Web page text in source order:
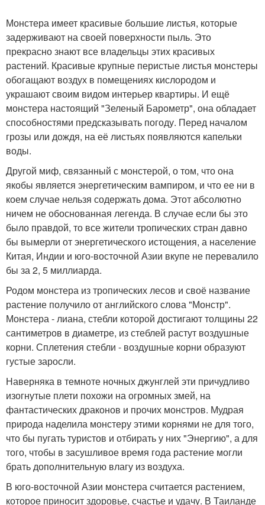
Монстера имеет красивые большие листья, которые
задерживают на своей поверхности пыль. Это
прекрасно знают все владельцы этих красивых
растений. Красивые крупные перистые листья монстеры
обогащают воздух в помещениях кислородом и
украшают своим видом интерьер квартиры. И ещё
монстера настоящий "Зеленый Барометр", она обладает
способностями предсказывать погоду. Перед началом
грозы или дождя, на её листьях появляются капельки
воды.
Другой миф, связанный с монстерой, о том, что она
якобы является энергетическим вампиром, и что ее ни в
коем случае нельзя содержать дома. Этот абсолютно
ничем не обоснованная легенда. В случае если бы это
было правдой, то все жители тропических стран давно
бы вымерли от энергетического истощения, а население
Китая, Индии и юго-восточной Азии вкупе не перевалило
бы за 2, 5 миллиарда.
Родом монстера из тропических лесов и своё название
растение получило от английского слова "Монстр".
Монстера - лиана, стебли которой достигают толщины 22
сантиметров в диаметре, из стеблей растут воздушные
корни. Сплетения стебли - воздушные корни образуют
густые заросли.
Наверняка в темноте ночных джунглей эти причудливо
изогнутые плети похожи на огромных змей, на
фантастических драконов и прочих монстров. Мудрая
природа наделила монстеру этими корнями не для того,
что бы пугать туристов и отбирать у них "Энергию", а для
того, чтобы в засушливое время года растение могли
брать дополнительную влагу из воздуха.
В юго-восточной Азии монстера считается растением,
которое приносит здоровье, счастье и удачу. В Таиланде